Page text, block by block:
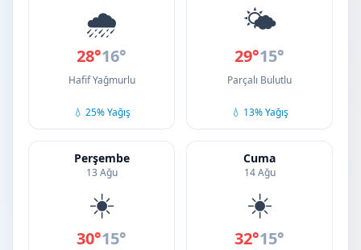
🌧️
28°16°
Hafif Yağmurlu
💧 25% Yağış
🌤️
29°15°
Parçalı Bulutlu
💧 13% Yağış
Perşembe
13 Ağu
☀️
30°15°
Cuma
14 Ağu
☀️
32°15°